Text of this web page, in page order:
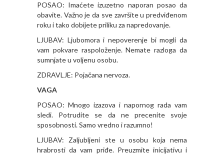
POSAO: Imaćete izuzetno naporan posao da
obavite. Važno je da sve završite u predviđenom
roku i tako dobijete priliku za napredovanje.
LJUBAV: Ljubomora i nepoverenje bi mogli da
vam pokvare raspoloženje. Nemate razloga da
sumnjate u voljenu osobu.
ZDRAVLJE: Pojačana nervoza.
VAGA
POSAO: Mnogo izazova i napornog rada vam
sledi. Potrudite se da ne precenite svoje
sposobnosti. Samo vredno i razumno!
LJUBAV: Zaljubljeni ste u osobu koja nema
hrabrosti da vam priđe. Preuzmite inicijativu i